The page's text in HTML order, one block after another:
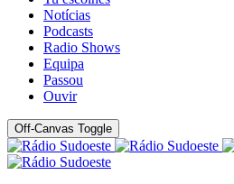
Notícias
Podcasts
Radio Shows
Equipa
Passou
Ouvir
Off-Canvas Toggle